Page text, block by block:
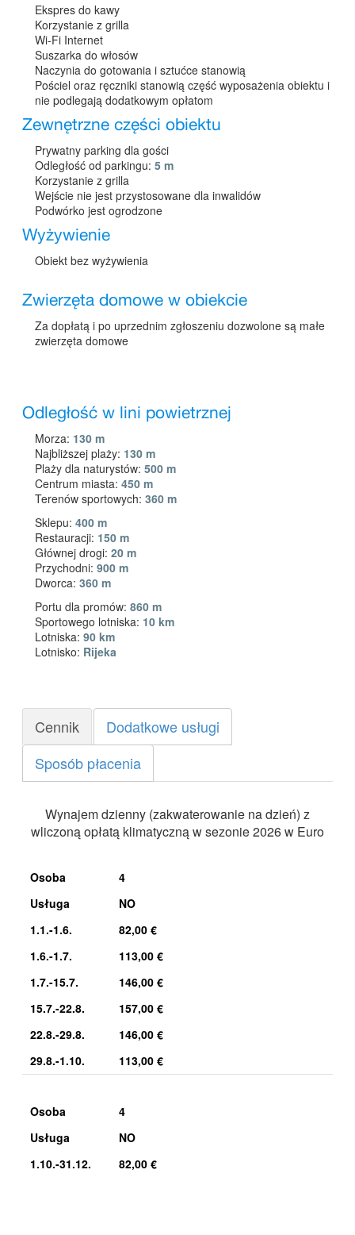
Ekspres do kawy
Korzystanie z grilla
Wi-Fi Internet
Suszarka do włosów
Naczynia do gotowania i sztućce stanowią
Pościel oraz ręczniki stanowią część wyposażenia obiektu i
nie podlegają dodatkowym opłatom
Zewnętrzne części obiektu
Prywatny parking dla gości
Odległość od parkingu: 5 m
Korzystanie z grilla
Wejście nie jest przystosowane dla inwalidów
Podwórko jest ogrodzone
Wyżywienie
Obiekt bez wyżywienia
Zwierzęta domowe w obiekcie
Za dopłatą i po uprzednim zgłoszeniu dozwolone są małe
zwierzęta domowe
Odległość w lini powietrznej
Morza: 130 m
Najbliższej plaży: 130 m
Plaży dla naturystów: 500 m
Centrum miasta: 450 m
Terenów sportowych: 360 m
Sklepu: 400 m
Restauracji: 150 m
Głównej drogi: 20 m
Przychodni: 900 m
Dworca: 360 m
Portu dla promów: 860 m
Sportowego lotniska: 10 km
Lotniska: 90 km
Lotnisko: Rijeka
Cennik
Dodatkowe usługi
Sposób płacenia
Wynajem dzienny (zakwaterowanie na dzień) z
wliczoną opłatą klimatyczną w sezonie 2026 w Euro
Osoba
4
Usługa
NO
1.1.-1.6.
82,00 €
1.6.-1.7.
113,00 €
1.7.-15.7.
146,00 €
15.7.-22.8.
157,00 €
22.8.-29.8.
146,00 €
29.8.-1.10.
113,00 €
Osoba
4
Usługa
NO
1.10.-31.12.
82,00 €